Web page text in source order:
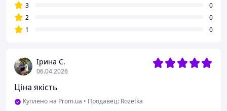
Ірина С.
06.04.2026
Ціна якість
Куплено на Prom.ua • Продавец: Rozetka
3
0
2
0
1
0